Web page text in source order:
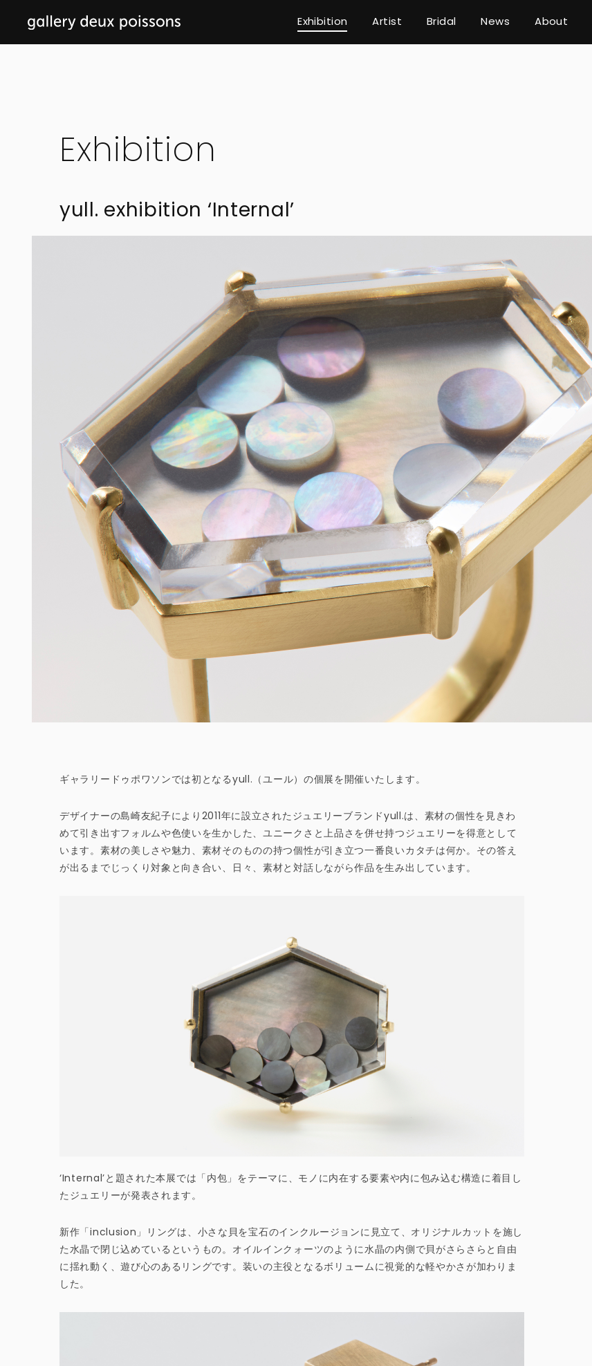
Exhibition Artist Bridal News About
Exhibition
yull. exhibition ‘Internal’
ギャラリードゥポワソンでは初となるyull.（ユール）の個展を開催いたします。
デザイナーの島崎友紀子により2011年に設立されたジュエリーブランドyull.は、素材の個性を見きわ
めて引き出すフォルムや色使いを生かした、ユニークさと上品さを併せ持つジュエリーを得意として
います。素材の美しさや魅力、素材そのものの持つ個性が引き立つ一番良いカタチは何か。その答え
が出るまでじっくり対象と向き合い、日々、素材と対話しながら作品を生み出しています。
‘Internal’と題された本展では「内包」をテーマに、モノに内在する要素や内に包み込む構造に着目し
たジュエリーが発表されます。
新作「inclusion」リングは、小さな貝を宝石のインクルージョンに見立て、オリジナルカットを施し
た水晶で閉じ込めているというもの。オイルインクォーツのように水晶の内側で貝がさらさらと自由
に揺れ動く、遊び心のあるリングです。装いの主役となるボリュームに視覚的な軽やかさが加わりま
した。